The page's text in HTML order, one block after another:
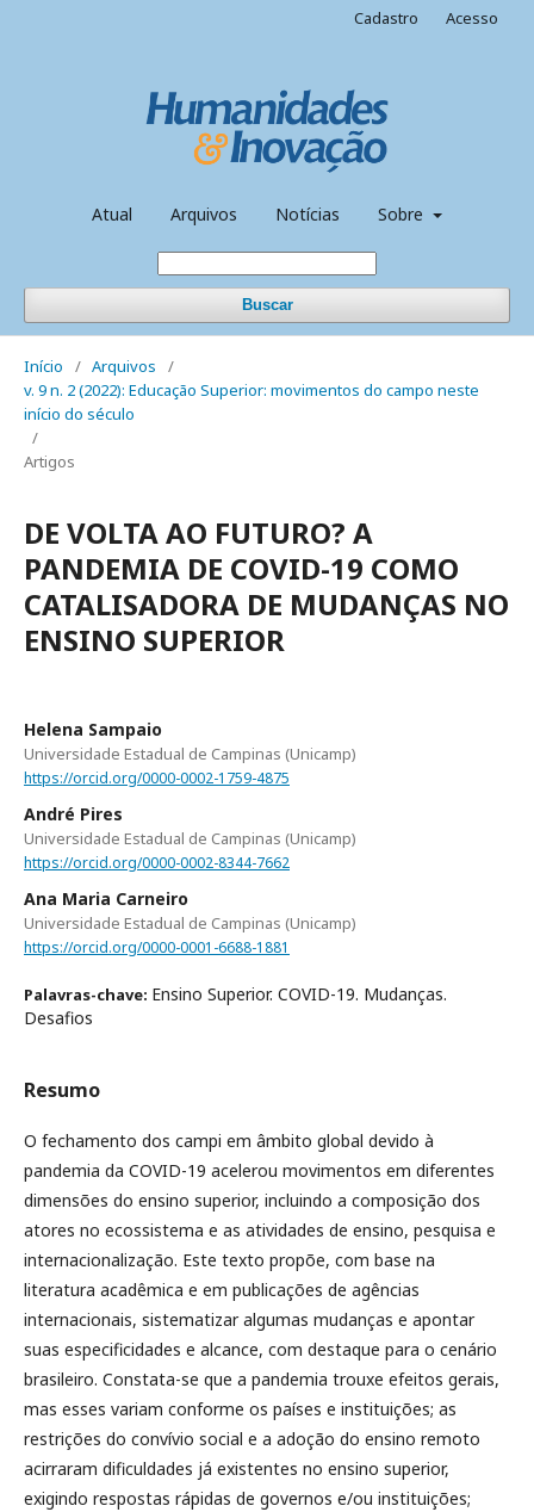
Atual Arquivos Notícias Sobre
Buscar
Cadastro Acesso
Início / Arquivos
/
v. 9 n. 2 (2022): Educação Superior: movimentos do campo neste
início do século
/
Artigos
DE VOLTA AO FUTURO? A
PANDEMIA DE COVID-19 COMO
CATALISADORA DE MUDANÇAS NO
ENSINO SUPERIOR
Helena Sampaio
Universidade Estadual de Campinas (Unicamp)
https://orcid.org/0000-0002-1759-4875
André Pires
Universidade Estadual de Campinas (Unicamp)
https://orcid.org/0000-0002-8344-7662
Ana Maria Carneiro
Universidade Estadual de Campinas (Unicamp)
https://orcid.org/0000-0001-6688-1881
Palavras-chave: Ensino Superior. COVID-19. Mudanças.
Desafios
Resumo
O fechamento dos campi em âmbito global devido à
pandemia da COVID-19 acelerou movimentos em diferentes
dimensões do ensino superior, incluindo a composição dos
atores no ecossistema e as atividades de ensino, pesquisa e
internacionalização. Este texto propõe, com base na
literatura acadêmica e em publicações de agências
internacionais, sistematizar algumas mudanças e apontar
suas especificidades e alcance, com destaque para o cenário
brasileiro. Constata-se que a pandemia trouxe efeitos gerais,
mas esses variam conforme os países e instituições; as
restrições do convívio social e a adoção do ensino remoto
acirraram dificuldades já existentes no ensino superior,
exigindo respostas rápidas de governos e/ou instituições;